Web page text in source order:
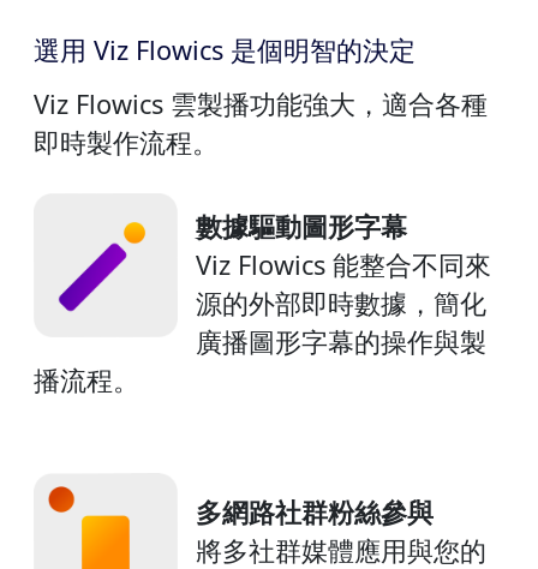
選用 Viz Flowics 是個明智的決定
Viz Flowics 雲製播功能強大，適合各種
即時製作流程。
數據驅動圖形字幕
Viz Flowics 能整合不同來
源的外部即時數據，簡化
廣播圖形字幕的操作與製
播流程。
多網路社群粉絲參與
將多社群媒體應用與您的